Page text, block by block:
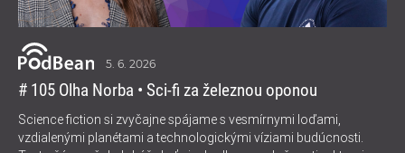
5. 6. 2026
# 105 Olha Norba • Sci-fi za železnou oponou
Science fiction si zvyčajne spájame s vesmírnymi loďami,
vzdialenými planétami a technologickými víziami budúcnosti.